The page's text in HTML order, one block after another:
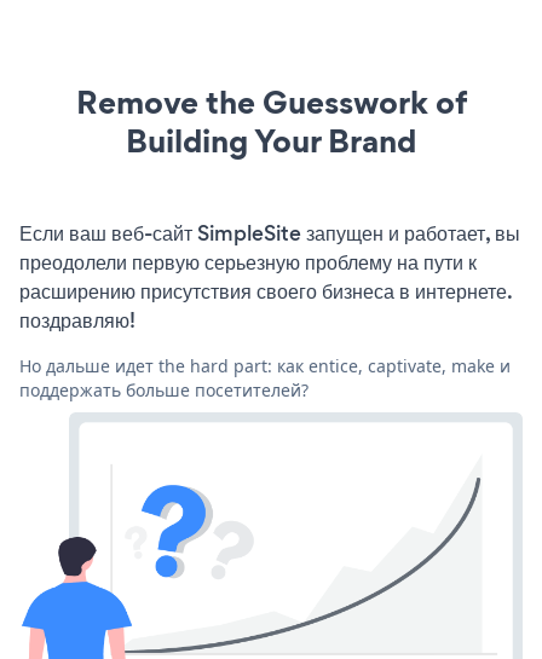
Remove the Guesswork of
Building Your Brand
Если ваш веб-сайт SimpleSite запущен и работает, вы
преодолели первую серьезную проблему на пути к
расширению присутствия своего бизнеса в интернете.
поздравляю!
Но дальше идет the hard part: как entice, captivate, make и
поддержать больше посетителей?